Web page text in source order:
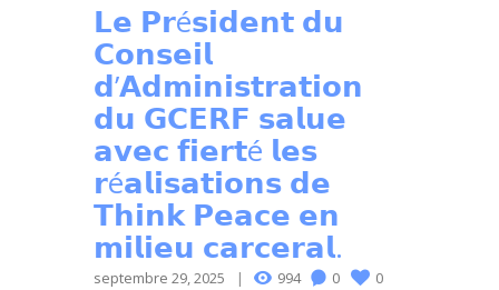
𝗟𝗲 𝗣𝗿é𝘀𝗶𝗱𝗲𝗻𝘁 𝗱𝘂
𝗖𝗼𝗻𝘀𝗲𝗶𝗹
𝗱’𝗔𝗱𝗺𝗶𝗻𝗶𝘀𝘁𝗿𝗮𝘁𝗶𝗼𝗻
𝗱𝘂 𝗚𝗖𝗘𝗥𝗙 𝘀𝗮𝗹𝘂𝗲
𝗮𝘃𝗲𝗰 𝗳𝗶𝗲𝗿𝘁é 𝗹𝗲𝘀
𝗿é𝗮𝗹𝗶𝘀𝗮𝘁𝗶𝗼𝗻𝘀 𝗱𝗲
𝗧𝗵𝗶𝗻𝗸 𝗣𝗲𝗮𝗰𝗲 𝗲𝗻
𝗺𝗶𝗹𝗶𝗲𝘂 𝗰𝗮𝗿𝗰𝗲𝗿𝗮𝗹.
septembre 29, 2025 994 0 0